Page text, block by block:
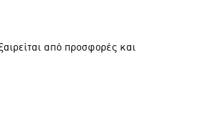
από προσφορές και